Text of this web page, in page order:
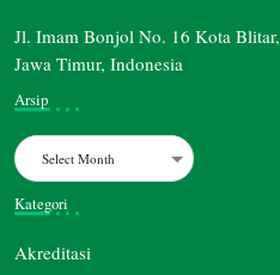
Jl. Imam Bonjol No. 16 Kota Blitar,
Jawa Timur, Indonesia
Arsip
Archives
Kategori
Akreditasi